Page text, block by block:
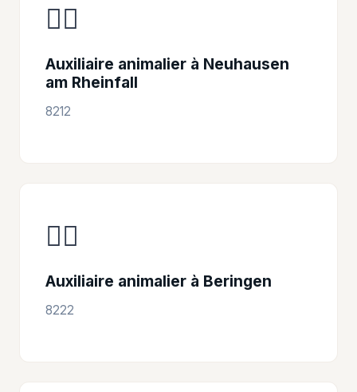
👩‍⚕️
Auxiliaire animalier à Neuhausen
am Rheinfall
8212
👩‍⚕️
Auxiliaire animalier à Beringen
8222